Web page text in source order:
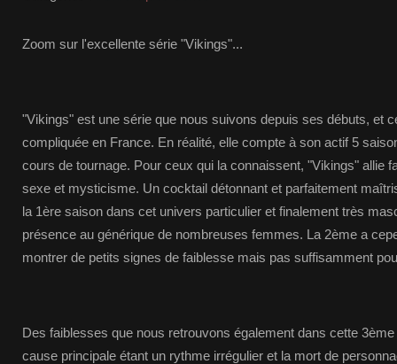
Zoom sur l'excellente série "Vikings"...
"Vikings" est une série que nous suivons depuis ses débuts, et
compliquée en France. En réalité, elle compte à son actif 5
cours de tournage. Pour ceux qui la connaissent, "Vikings" allie
sexe et mysticisme. Un cocktail détonnant et parfaitement
la 1ère saison dans cet univers particulier et finalement très
présence au générique de nombreuses femmes. La 2ème a
montrer de petits signes de faiblesse mais pas suffisamment
Des faiblesses que nous retrouvons également dans cette
cause principale étant un rythme irrégulier et la mort de